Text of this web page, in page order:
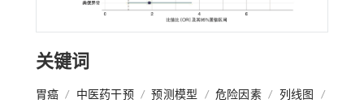
关键词
胃癌 / 中医药干预 / 预测模型 / 危险因素 / 列线图
/